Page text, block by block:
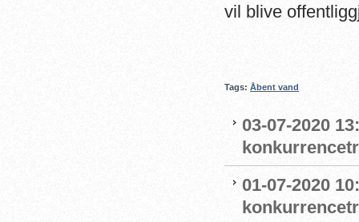
vil blive
Tags: Åbent vand
03-07-2020
01-07-2020